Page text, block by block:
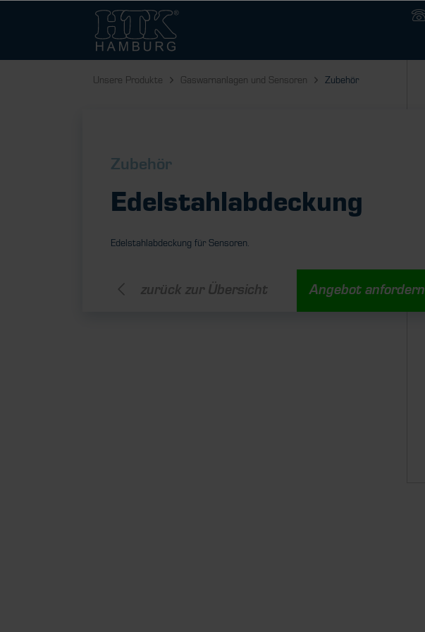
Unsere Produkte Gaswarnanlagen und Sensoren Zubehör
Zubehör
Edelstahlabdeckung
Edelstahlabdeckung für Sensoren.
zurück zur Übersicht Angebot anfordern